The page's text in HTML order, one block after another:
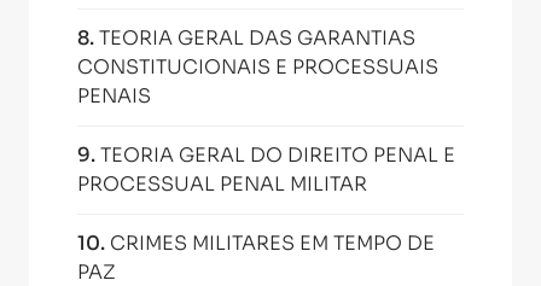
8.TEORIA GERAL DAS GARANTIAS
CONSTITUCIONAIS E PROCESSUAIS
PENAIS
9.TEORIA GERAL DO DIREITO PENAL E
PROCESSUAL PENAL MILITAR
10. CRIMES MILITARES EM TEMPO DE
PAZ